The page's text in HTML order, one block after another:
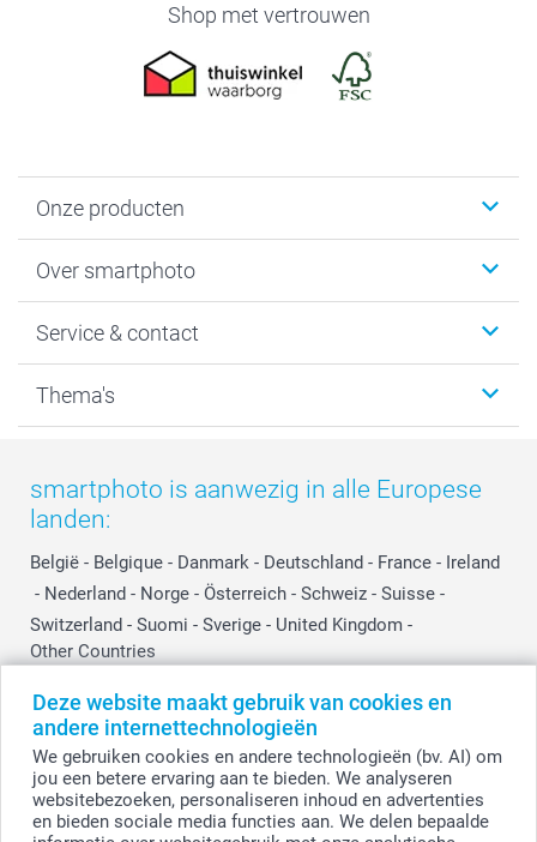
Deze website maakt gebruik van cookies en
andere internettechnologieën
We gebruiken cookies en andere technologieën (bv. AI) om
jou een betere ervaring aan te bieden. We analyseren
websitebezoeken, personaliseren inhoud en advertenties
en bieden sociale media functies aan. We delen bepaalde
Shop met vertrouwen
Onze producten
Fotoboeken
Fotocadeaus
Kaarten
Over smartphoto
Vacatures
Bestelproces
Privacy
Cookiebeleid
Reviews
Prijslijst
Investor Relations
Service & contact
Tevredenheidsgarantie
smartbonus
smartfriends
service@smartphoto.nl
Affiliate partnerprogramma
Partnerships
Influencer partnerprogramma
Thema's
Moederdag
Vaderdag
Huwelijk
smartphoto is aanwezig in alle Europese
landen:
België - Belgique - Danmark - Deutschland - France - Ireland
- Nederland - Norge - Österreich - Schweiz - Suisse -
Switzerland - Suomi - Sverige - United Kingdom -
Other Countries
© smartphoto group. Alle rechten voorbehouden.Disclaimer
Alle prijzen zijn in EURO (€) inclusief BTW en exclusief verzendkosten.